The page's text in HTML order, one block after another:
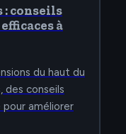
conseils
à
du haut du
des conseils
améliorer